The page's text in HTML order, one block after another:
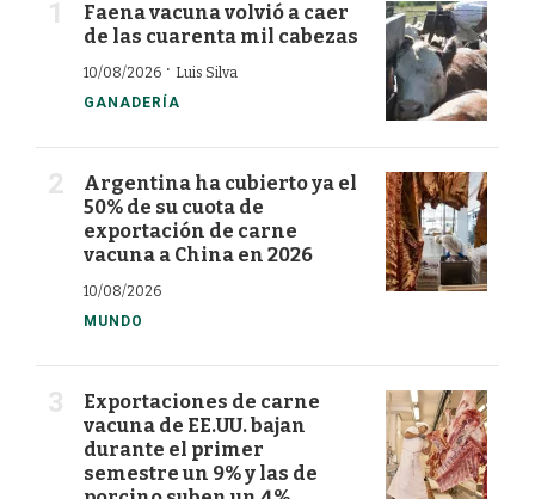
Faena vacuna volvió a caer
de las cuarenta mil cabezas
10/08/2026 · Luis Silva
GANADERÍA
Argentina ha cubierto ya el
50% de su cuota de
exportación de carne
vacuna a China en 2026
10/08/2026
MUNDO
Exportaciones de carne
vacuna de EE.UU. bajan
durante el primer
semestre un 9% y las de